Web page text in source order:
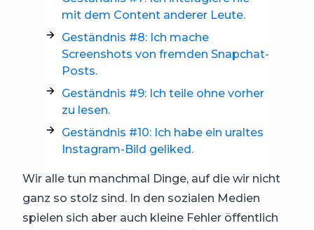
mit dem Content anderer Leute.
Geständnis #8: Ich mache
Screenshots von fremden Snapchat-
Posts.
Geständnis #9: Ich teile ohne vorher
zu lesen.
Geständnis #10: Ich habe ein uraltes
Instagram-Bild geliked.
Wir alle tun manchmal Dinge, auf die wir nicht
ganz so stolz sind. In den sozialen Medien
spielen sich aber auch kleine Fehler öffentlich